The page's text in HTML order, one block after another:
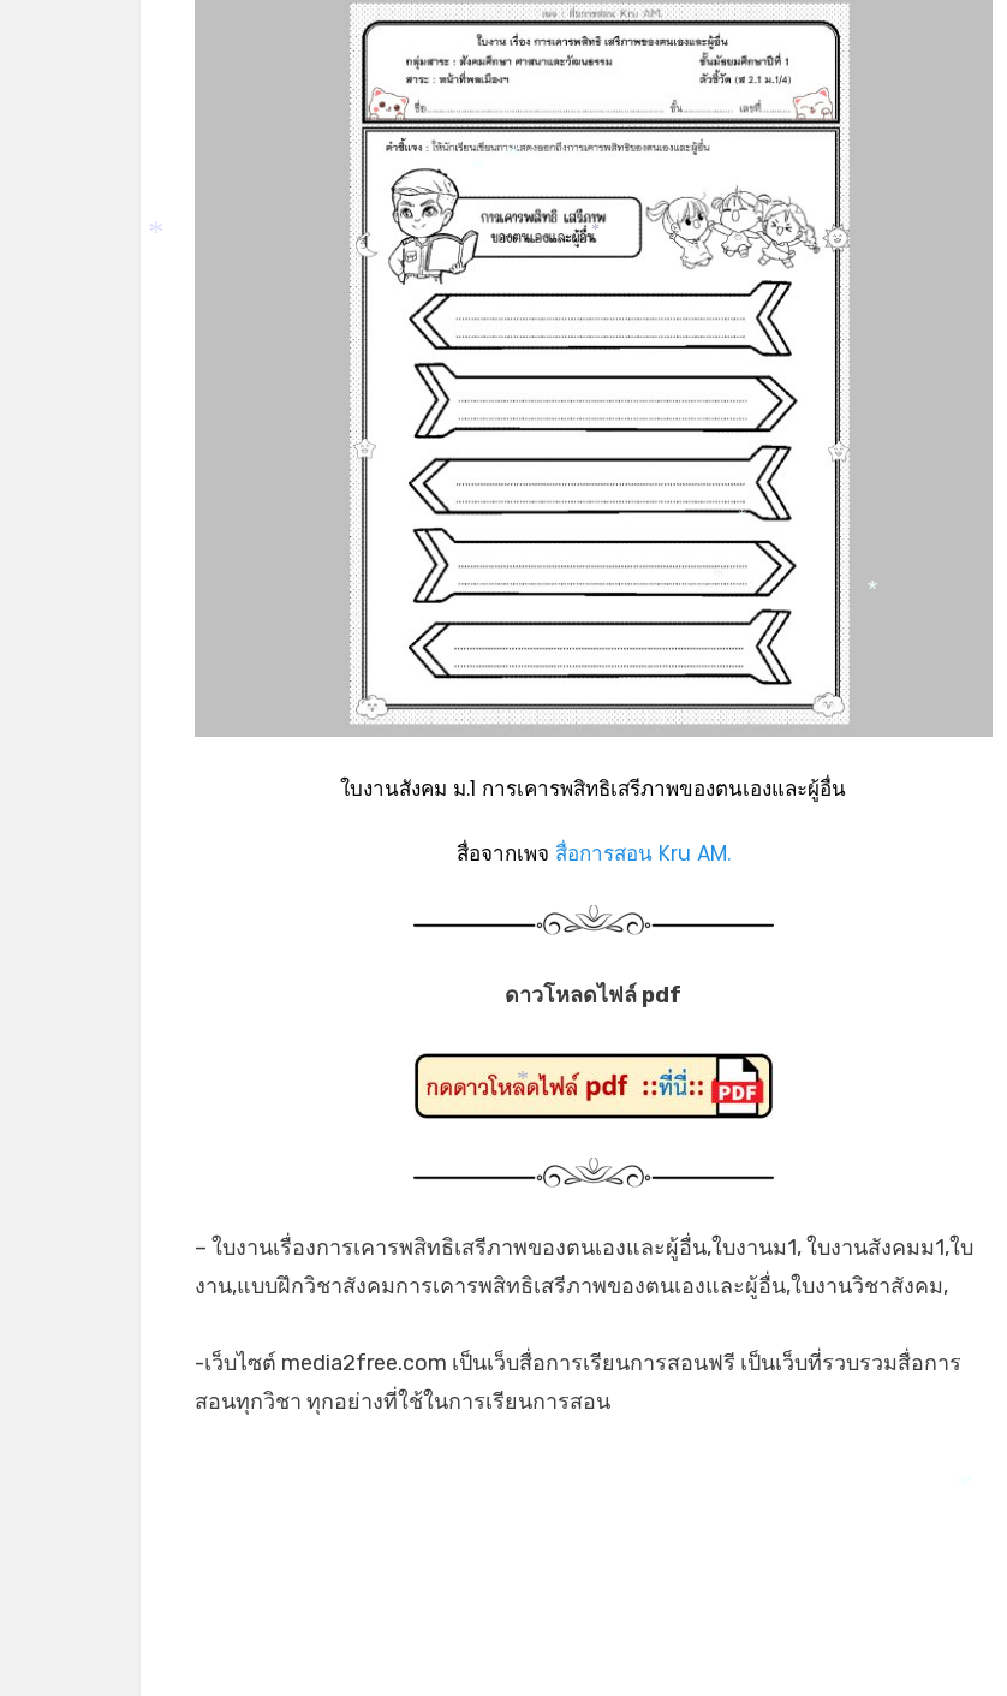
ใบงานสังคม ม.1 การเคารพสิทธิเสรีภาพของตนเองและผู้อื่น
สื่อจากเพจ สื่อการสอน Kru AM.
ดาวโหลดไฟล์ pdf
– ใบงานเรื่องการเคารพสิทธิเสรีภาพของตนเองและผู้อื่น,ใบงานม1, ใบงานสังคมม1,ใบ
งาน,แบบฝึกวิชาสังคมการเคารพสิทธิเสรีภาพของตนเองและผู้อื่น,ใบงานวิชาสังคม,
-เว็บไซต์ media2free.com เป็นเว็บสื่อการเรียนการสอนฟรี เป็นเว็บที่รวบรวมสื่อการ
สอนทุกวิชา ทุกอย่างที่ใช้ในการเรียนการสอน
*
*
*
*
*